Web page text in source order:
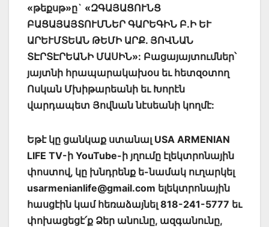
«թեքսթ»ը` «ԶԳԱՅԱՑՈՒՆՑ
ԲԱՑԱՅԱՅՏՈՒՄՆԵՐ ԳԱՐԵԳԻՆ Բ.Ի ԵՒ
ԱՐԵՒՄՏԵԱՆ ԹԵՄԻ ԱՐՔ. ՅՈՎՆԱՆ
ՏԷՐՏԷՐԵԱՆԻ ՄԱՍԻՆ»: Բացայայտումներ՝
յայտնի հրապարակախօս եւ հետզօտող
Ոսկան Մխիթարեանի եւ Խորէն
վարդապետ Յովնան նէսեանի կողմէ:
Եթէ կը ցանկաք ստանալ USA ARMENIAN
LIFE TV-ի YouTube-ի յղումը էլեկտրոնային
փոստով, կը խնդրենք ե-նամակ ուղարկել
usarmenianlife@gmail.com ելեկտրոնային
հասցէին կամ հեռաձայնել 818-241-5777 եւ
փոխացեցէ՛ք Ձեր անունը, ազգանունը,